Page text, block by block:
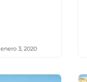
enero 3, 2020